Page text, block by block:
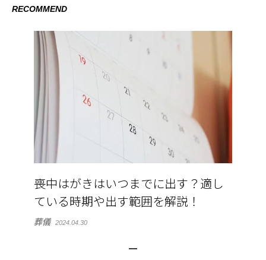
RECOMMEND
喪中はがきはいつまでに出す？適し
ている時期や出す範囲を解説！
葬儀 2024.04.30